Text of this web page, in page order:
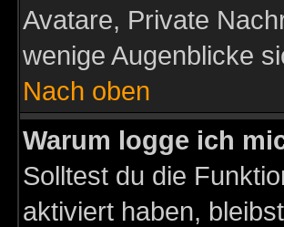
Avatare, Private
wenige Augenblicke
Nach oben
Warum logge ich
Solltest du die
aktiviert haben,